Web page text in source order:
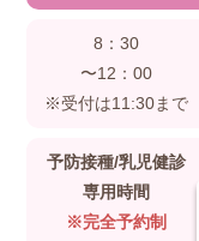
8：30
〜12：00
※受付は11:30まで
予防接種/乳児健診
専用時間
※完全予約制